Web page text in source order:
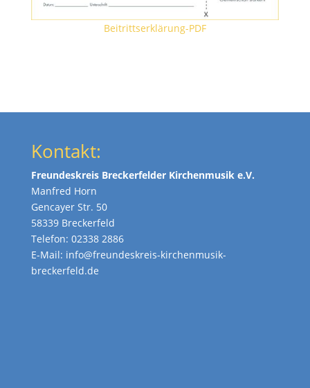
Beitrittserklärung-PDF
Kontakt:
Freundeskreis Breckerfelder Kirchenmusik e.V.
Manfred Horn
Gencayer Str. 50
58339 Breckerfeld
Telefon: 02338 2886
E-Mail: info@freundeskreis-kirchenmusik-
breckerfeld.de